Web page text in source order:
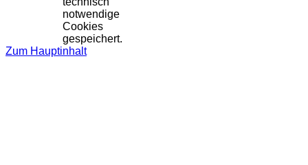
notwendige
Cookies
gespeichert.
Zum Hauptinhalt